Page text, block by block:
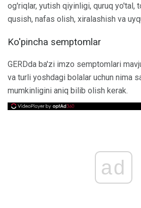
og'riqlar, yutish qiyinligi, quruq yo'tal,
qusish, nafas olish, xiralashish va
Ko'pincha semptomlar
GERDda ba'zi imzo semptomlari
va turli yoshdagi bolalar uchun nima
mumkinligini aniq bilib olish kerak.
ad